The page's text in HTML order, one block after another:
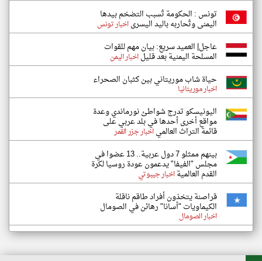
تونس : الحكومة تُسبب التضخم بيدها
اليمنى وتُحاربه باليد اليسرىاخبار تونس
عاجل| العميد سريع: بيان مهم للقوات
المسلحة اليمنية بعد قليلاخبار اليمن
حياة شاب موريتاني بين كثبان الصحراء
اخبار موريتانيا
اليونيسكو تدرج شواطئ نورماندي وعدة
مواقع أخرى أحدها في بلد عربي على
قائمة التراث العالمياخبار جزر القمر
بينهم ممثلو 7 دول عربية.. 13 عضوا في
مجلس "الفيفا" يدعمون عودة روسيا لكرة
القدم العالميةاخبار جيبوتي
قراصنة يتخذون أفراد طاقم ناقلة
الكيماويات "أسانا" رهائن في الصومال
اخبار الصومال